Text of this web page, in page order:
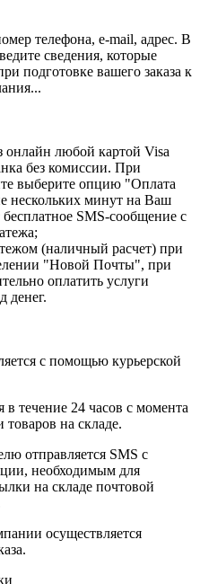
телефона, e-mail, адрес. В
сведения, которые
подготовке вашего заказа к
онлайн любой картой Visa
без комиссии. При
выберите опцию "Оплата
нескольких минут на Ваш
SMS-сообщение с
(наличный расчет) при
"Новой Почты", при
оплатить услуги
денег.
с помощью курьерской
в течение 24 часов с момента
на складе.
отправляется SMS с
необходимым для
на складе почтовой
осуществляется